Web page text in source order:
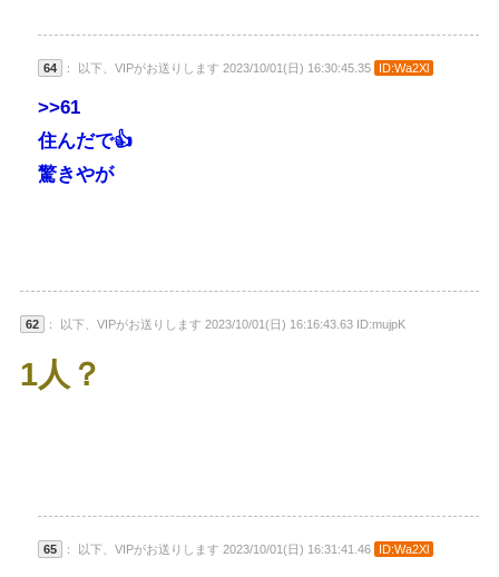
64 ： 以下、VIPがお送りします 2023/10/01(日) 16:30:45.35 ID:Wa2Xl
>>61
住んだで👍
驚きやが
62 ： 以下、VIPがお送りします 2023/10/01(日) 16:16:43.63 ID:mujpK
1人？
65 ： 以下、VIPがお送りします 2023/10/01(日) 16:31:41.46 ID:Wa2Xl